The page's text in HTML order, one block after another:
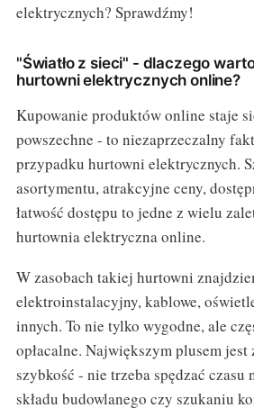
elektrycznych? Sprawdźmy!
"Światło z sieci" - dlaczego
hurtowni elektrycznych online?
Kupowanie produktów online staje
powszechne - to niezaprzeczalny
przypadku hurtowni elektrycznych.
asortymentu, atrakcyjne ceny,
łatwość dostępu to jedne z wielu
hurtownia elektryczna online.
W zasobach takiej hurtowni
elektroinstalacyjny, kablowe,
innych. To nie tylko wygodne, ale
opłacalne. Największym plusem jest
szybkość - nie trzeba spędzać czasu
składu budowlanego czy szukaniu